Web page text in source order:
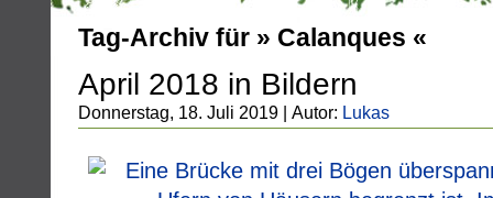
Tag-Archiv für » Calanques «
April 2018 in Bildern
Donnerstag, 18. Juli 2019 | Autor: Lukas